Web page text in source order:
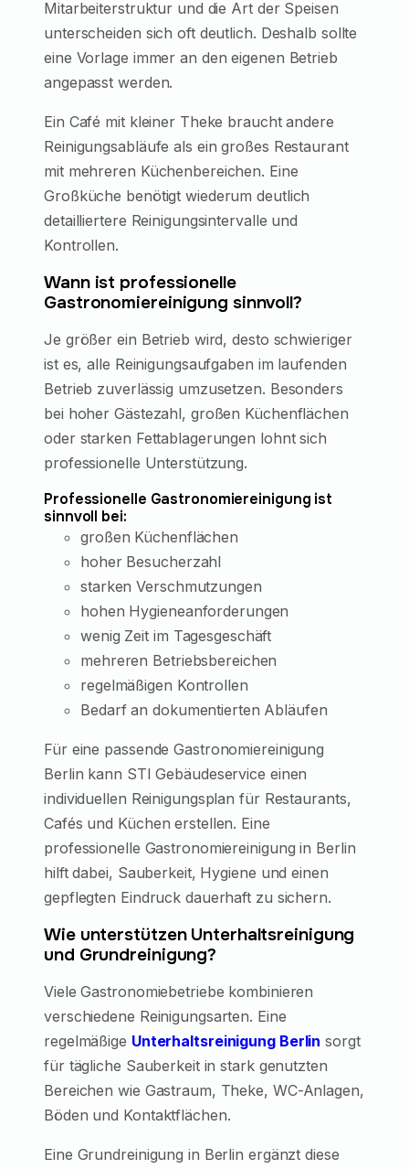
Mitarbeiterstruktur und die Art der Speisen
unterscheiden sich oft deutlich. Deshalb sollte
eine Vorlage immer an den eigenen Betrieb
angepasst werden.
Ein Café mit kleiner Theke braucht andere
Reinigungsabläufe als ein großes Restaurant
mit mehreren Küchenbereichen. Eine
Großküche benötigt wiederum deutlich
detailliertere Reinigungsintervalle und
Kontrollen.
Wann ist professionelle
Gastronomiereinigung sinnvoll?
Je größer ein Betrieb wird, desto schwieriger
ist es, alle Reinigungsaufgaben im laufenden
Betrieb zuverlässig umzusetzen. Besonders
bei hoher Gästezahl, großen Küchenflächen
oder starken Fettablagerungen lohnt sich
professionelle Unterstützung.
Professionelle Gastronomiereinigung ist
sinnvoll bei:
großen Küchenflächen
hoher Besucherzahl
starken Verschmutzungen
hohen Hygieneanforderungen
wenig Zeit im Tagesgeschäft
mehreren Betriebsbereichen
regelmäßigen Kontrollen
Bedarf an dokumentierten Abläufen
Für eine passende Gastronomiereinigung
Berlin kann STI Gebäudeservice einen
individuellen Reinigungsplan für Restaurants,
Cafés und Küchen erstellen. Eine
professionelle Gastronomiereinigung in Berlin
hilft dabei, Sauberkeit, Hygiene und einen
gepflegten Eindruck dauerhaft zu sichern.
Wie unterstützen Unterhaltsreinigung
und Grundreinigung?
Viele Gastronomiebetriebe kombinieren
verschiedene Reinigungsarten. Eine
regelmäßige Unterhaltsreinigung Berlin sorgt
für tägliche Sauberkeit in stark genutzten
Bereichen wie Gastraum, Theke, WC-Anlagen,
Böden und Kontaktflächen.
Eine Grundreinigung in Berlin ergänzt diese